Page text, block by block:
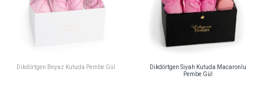
Dikdörtgen Beyaz Kutuda Pembe Gül
Dikdörtgen Siyah Kutuda Macaronlu
Pembe Gül